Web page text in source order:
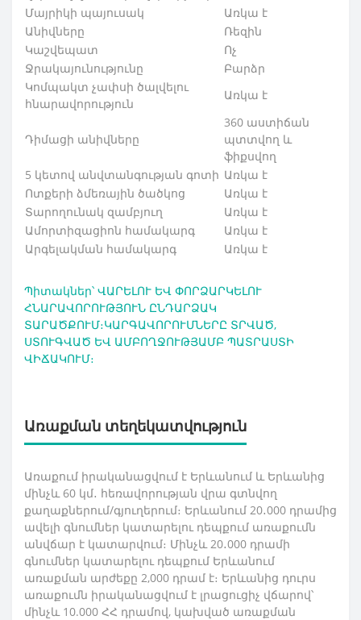
Մայրիկի պայուսակ
Առկա է
Անիվները
Ռեզին
Կաշվեպատ
Ոչ
Ջրակայունությունը
Բարձր
Կոմպակտ չափսի ծալվելու
հնարավորություն
Առկա է
Դիմացի անիվները
360 աստիճան
պտտվող և
ֆիքսվող
5 կետով անվտանգության գոտի Առկա է
Ոտքերի ձմեռային ծածկոց
Առկա է
Տարողունակ զամբյուղ
Առկա է
Ամորտիզացիոն համակարգ
Առկա է
Արգելակման համակարգ
Առկա է
Պիտակներ՝ ՎԱՐԵԼՈՒ ԵՎ ՓՈՐՁԱՐԿԵԼՈՒ
ՀՆԱՐԱՎՈՐՈՒԹՅՈՒՆ ԸՆԴԱՐՁԱԿ
ՏԱՐԱԾՔՈՒՄ։ԿԱՐԳԱՎՈՐՈՒՄՆԵՐԸ ՏՐՎԱԾ,
ՍՏՈՒԳՎԱԾ ԵՎ ԱՄԲՈՂՋՈՒԹՅԱՄԲ ՊԱՏՐԱՍՏԻ
ՎԻՃԱԿՈՒՄ։
Առաքման տեղեկատվություն
Առաքում իրականացվում է Երևանում և Երևանից
մինչև 60 կմ․ հեռավորության վրա գտնվող
քաղաքներում/գյուղերում։ Երևանում 20․000 դրամից
ավելի գնումներ կատարելու դեպքում առաքումն
անվճար է կատարվում։ Մինչև 20․000 դրամի
գնումներ կատարելու դեպքում Երևանում
առաքման արժեքը 2,000 դրամ է։ Երևանից դուրս
առաքումն իրականացվում է լրացուցիչ վճարով՝
մինչև 10.000 ՀՀ դրամով, կախված առաքման